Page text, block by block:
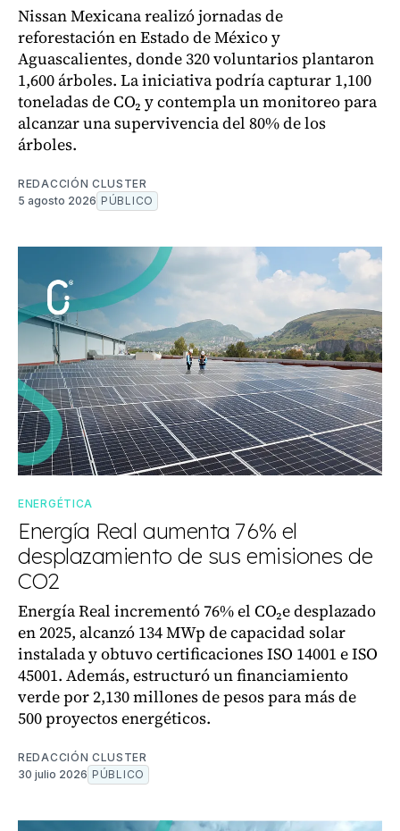
Nissan Mexicana realizó jornadas de
reforestación en Estado de México y
Aguascalientes, donde 320 voluntarios plantaron
1,600 árboles. La iniciativa podría capturar 1,100
toneladas de CO₂ y contempla un monitoreo para
alcanzar una supervivencia del 80% de los
árboles.
REDACCIÓN CLUSTER
5 agosto 2026 PÚBLICO
ENERGÉTICA
Energía Real aumenta 76% el
desplazamiento de sus emisiones de
CO2
Energía Real incrementó 76% el CO₂e desplazado
en 2025, alcanzó 134 MWp de capacidad solar
instalada y obtuvo certificaciones ISO 14001 e ISO
45001. Además, estructuró un financiamiento
verde por 2,130 millones de pesos para más de
500 proyectos energéticos.
REDACCIÓN CLUSTER
30 julio 2026 PÚBLICO